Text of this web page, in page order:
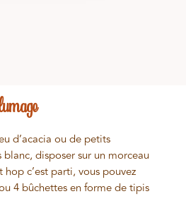
d’acacia ou de petits
disposer sur un morceau
c’est parti, vous pouvez
4 bûchettes en forme de tipis